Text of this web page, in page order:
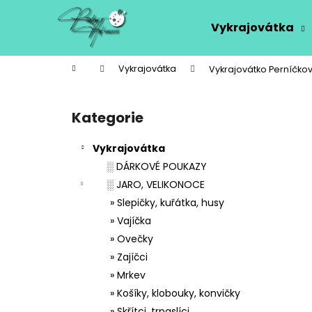
Vykrajovátka
Domů Vykrajovátka Vykrajovátko
Přeskočit
kategorie
Kategorie
Vykrajovátka
░ DÁRKOVÉ POUKAZY
░ JARO, VELIKONOCE
» Slepičky, kuřátka, husy
» Vajíčka
» Ovečky
» Zajíčci
» Mrkev
» Košíky, klobouky, konvičky
í
Zpět
do
Zpět
do